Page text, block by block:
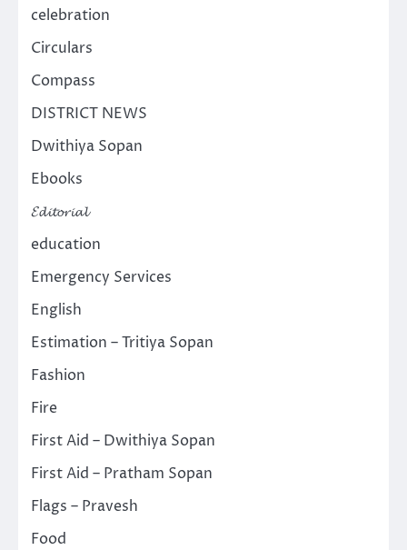
celebration
Circulars
Compass
DISTRICT NEWS
Dwithiya Sopan
Ebooks
𝓔𝓭𝓲𝓽𝓸𝓻𝓲𝓪𝓵
education
Emergency Services
English
Estimation – Tritiya Sopan
Fashion
Fire
First Aid – Dwithiya Sopan
First Aid – Pratham Sopan
Flags – Pravesh
Food